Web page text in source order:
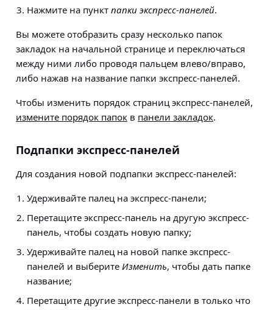
Нажмите на пункт папки экспресс-панелей.
Вы можете отобразить сразу несколько папок
закладок на начальной странице и переключаться
между ними либо проводя пальцем влево/вправо,
либо нажав на название папки экспресс-панелей.
Чтобы изменить порядок страниц экспресс-панелей,
измените порядок папок в панели закладок.
Подпапки экспресс-панелей
Для создания новой подпапки экспресс-панелей:
Удерживайте палец на экспресс-панели;
Перетащите экспресс-панель на другую экспресс-
панель, чтобы создать новую папку;
Удерживайте палец на новой папке экспресс-
панелей и выберите Изменить, чтобы дать папке
название;
Перетащите другие экспресс-панели в только что